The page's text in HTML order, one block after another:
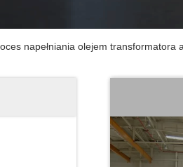
napełniania olejem